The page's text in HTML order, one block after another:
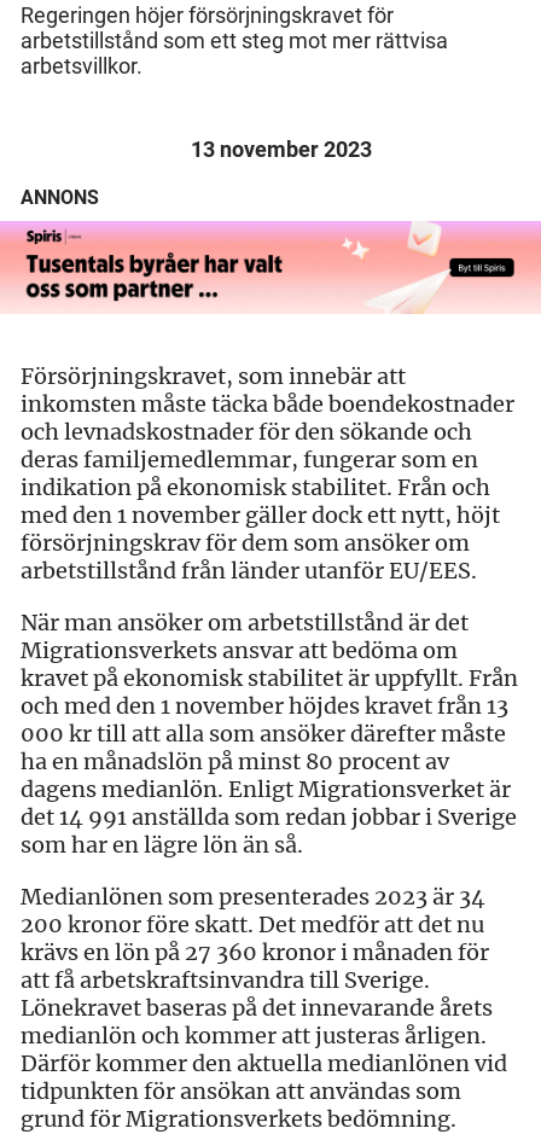
Regeringen höjer försörjningskravet för
arbetstillstånd som ett steg mot mer rättvisa
arbetsvillkor.
13 november 2023
ANNONS
Försörjningskravet, som innebär att
inkomsten måste täcka både boendekostnader
och levnadskostnader för den sökande och
deras familjemedlemmar, fungerar som en
indikation på ekonomisk stabilitet. Från och
med den 1 november gäller dock ett nytt, höjt
försörjningskrav för dem som ansöker om
arbetstillstånd från länder utanför EU/EES.
När man ansöker om arbetstillstånd är det
Migrationsverkets ansvar att bedöma om
kravet på ekonomisk stabilitet är uppfyllt. Från
och med den 1 november höjdes kravet från 13
000 kr till att alla som ansöker därefter måste
ha en månadslön på minst 80 procent av
dagens medianlön. Enligt Migrationsverket är
det 14 991 anställda som redan jobbar i Sverige
som har en lägre lön än så.
Medianlönen som presenterades 2023 är 34
200 kronor före skatt. Det medför att det nu
krävs en lön på 27 360 kronor i månaden för
att få arbetskraftsinvandra till Sverige.
Lönekravet baseras på det innevarande årets
medianlön och kommer att justeras årligen.
Därför kommer den aktuella medianlönen vid
tidpunkten för ansökan att användas som
grund för Migrationsverkets bedömning.